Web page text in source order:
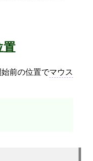
置
前の位置でマウス